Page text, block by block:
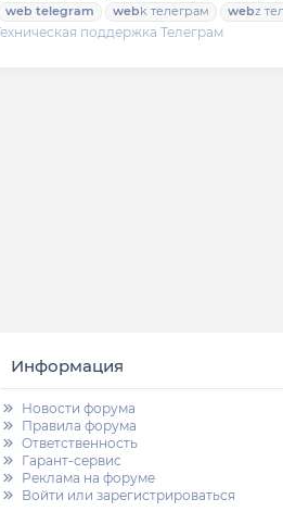
web telegram webk телеграм webz
поддержка Телеграм
Информация
Новости форума
Правила форума
Ответственность
Гарант-сервис
Реклама на форуме
Войти или зарегистрироваться